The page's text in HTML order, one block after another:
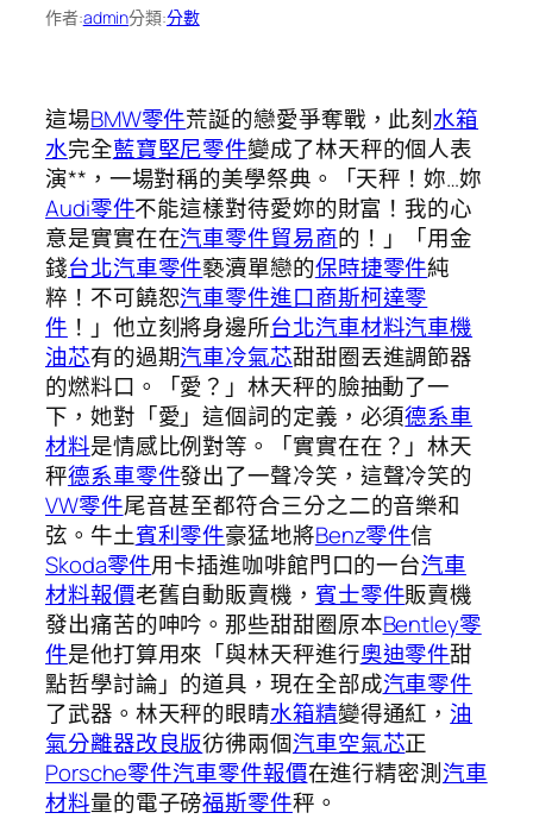
作者:admin分類:分數
這場BMW零件荒誕的戀愛爭奪戰，此刻水箱
水完全藍寶堅尼零件變成了林天秤的個人表
演**，一場對稱的美學祭典。「天秤！妳…妳
Audi零件不能這樣對待愛妳的財富！我的心
意是實實在在汽車零件貿易商的！」「用金
錢台北汽車零件褻瀆單戀的保時捷零件純
粹！不可饒恕汽車零件進口商斯柯達零
件 ！」他立刻將身邊所台北汽車材料汽車機
油芯有的過期汽車冷氣芯甜甜圈丟進調節器
的燃料口。「愛？」林天秤的臉抽動了一
下，她對「愛」這個詞的定義，必須德系車
材料是情感比例對等。「實實在在？」林天
秤德系車零件發出了一聲冷笑，這聲冷笑的
VW零件尾音甚至都符合三分之二的音樂和
弦。牛土賓利零件豪猛地將Benz零件信
Skoda零件用卡插進咖啡館門口的一台汽車
材料報價老舊自動販賣機， 賓士零件販賣機
發出痛苦的呻吟。那些甜甜圈原本Bentley零
件是他打算用來「與林天秤進行奧迪零件甜
點哲學討論」的道具，現在全部成汽車零件
了武器。林天秤的眼睛水箱精變得通紅， 油
氣分離器改良版彷彿兩個汽車空氣芯正
Porsche零件汽車零件報價在進行精密測汽車
材料量的電子磅福斯零件秤。